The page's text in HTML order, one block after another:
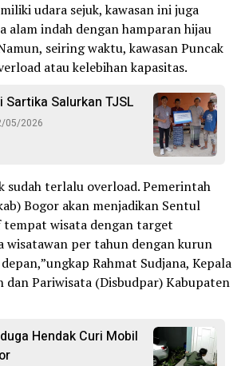
udara sejuk, kawasan ini juga
alam indah dengan hamparan hijau
seiring waktu, kawasan Puncak
atau kelebihan kapasitas.
Sartika Salurkan TJSL
05/2026
sudah terlalu overload. Pemerintah
Bogor akan menjadikan Sentul
wisata dengan target
wisatawan per tahun dengan kurun
Rahmat Sudjana, Kepala
dan Pariwisata (Disbudpar) Kabupaten
Hendak Curi Mobil